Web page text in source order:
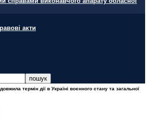
акти
термін дії в Україні воєнного стану та загальної